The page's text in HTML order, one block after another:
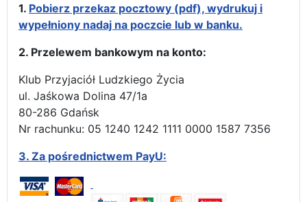
1. Pobierz przekaz pocztowy (pdf), wydrukuj i
wypełniony nadaj na poczcie lub w banku.
2. Przelewem bankowym na konto:
Klub Przyjaciół Ludzkiego Życia
ul. Jaśkowa Dolina 47/1a
80-286 Gdańsk
Nr rachunku: 05 1240 1242 1111 0000 1587 7356
3. Za pośrednictwem PayU: